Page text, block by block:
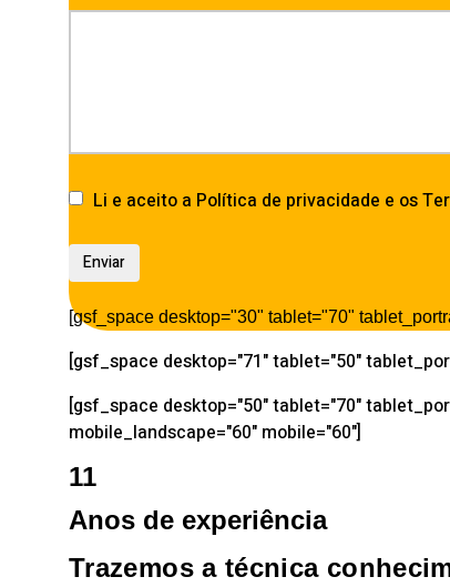
Li e aceito a Política de privacidade e os
[gsf_space desktop="30" tablet="70"
[gsf_space desktop="71" tablet="50"
[gsf_space desktop="50" tablet="70"
mobile_landscape="60" mobile="60"]
11
Anos de experiência
Trazemos a técnica